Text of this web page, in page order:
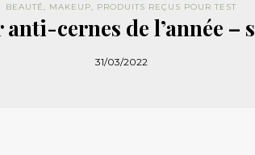
BEAUTÉ, MAKEUP, PRODUITS REÇUS POUR TEST
cernes de l’année –
31/03/2022